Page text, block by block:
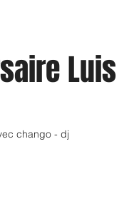
Luis
chango - dj